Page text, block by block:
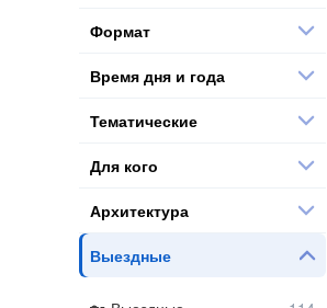
Формат
Время дня и года
Тематические
Для кого
Архитектура
Выездные